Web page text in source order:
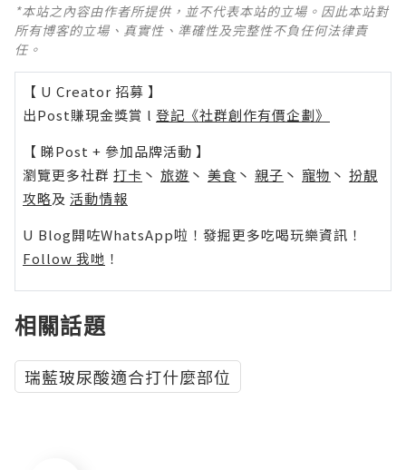
*本站之內容由作者所提供，並不代表本站的立場。因此本站對
所有博客的立場、真實性、準確性及完整性不負任何法律責
任。
【 U Creator 招募 】
出Post賺現金獎賞 l 登記《社群創作有價企劃》
【 睇Post + 參加品牌活動 】
瀏覽更多社群 打卡 丶 旅遊 丶 美食 丶 親子 丶 寵物 丶 扮靚
攻略及 活動情報
U Blog開咗WhatsApp啦！發掘更多吃喝玩樂資訊！
Follow 我哋 ！
相關話題
瑞藍玻尿酸適合打什麼部位